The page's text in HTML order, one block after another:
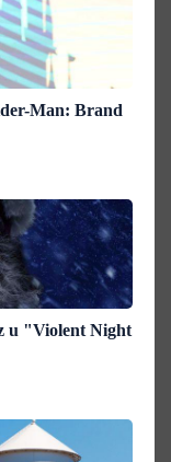
Man: Brand
u "Violent Night